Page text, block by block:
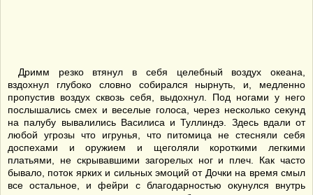
Дримм резко втянул в себя целебный воздух океана,
вздохнул глубоко словно собирался нырнуть, и, медленно
пропустив воздух сквозь себя, выдохнул. Под ногами у него
послышались смех и веселые голоса, через несколько секунд
на палубу вывалились Василиса и Туллиндэ. Здесь вдали от
любой угрозы что игрунья, что питомица не стесняли себя
доспехами и оружием и щеголяли короткими легкими
платьями, не скрывавшими загорелых ног и плеч. Как часто
бывало, поток ярких и сильных эмоций от Дочки на время смыл
все остальное, и фейри с благодарностью окунулся внутрь